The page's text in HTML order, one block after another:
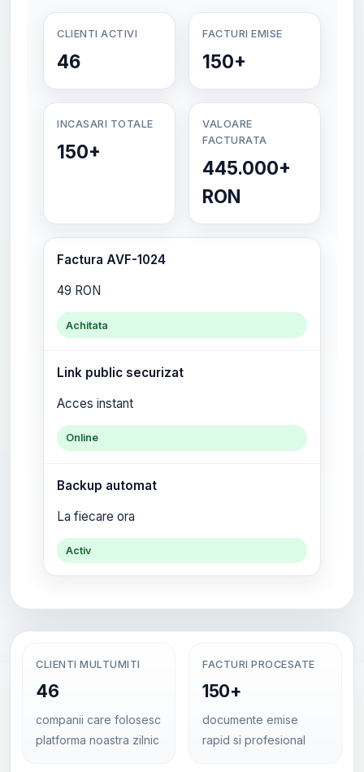
CLIENTI ACTIVI
46
FACTURI EMISE
150+
INCASARI TOTALE
150+
VALOARE
FACTURATA
445.000+
RON
Factura AVF-1024
49 RON
Achitata
Link public securizat
Acces instant
Online
Backup automat
La fiecare ora
Activ
CLIENTI MULTUMITI
46
companii care folosesc
platforma noastra zilnic
FACTURI PROCESATE
150+
documente emise
rapid si profesional